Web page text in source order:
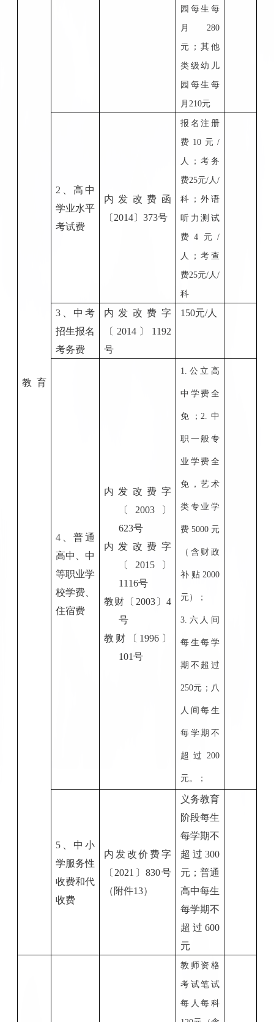
教 育
园每生每
月280
元；其他
类级幼儿
园每生每
月210元
2、高中
学业水平
考试费
内发改费函
〔 2014〕 373号
报名注册
费 10元/
人；考务
费25元/人/
科；外语
听力测试
费4元/
人；考查
费25元/人/
科
3、中考
招生报名
考务费
内发改费字
〔 2014〕 1192
号
150元/人
4、普通
高中、中
等职业学
校学费、
住宿费
内发改费字
〔 2003〕
623号
内发改费字
〔 201 5〕
1116号
教财 〔 2003〕 4
号
教财
〔 1996 〕
101号
1.公立高
中学费全
免；2.中
职一般专
业学费全
免，艺术
类专业学
费5000元
（含财政
补贴2000
元）；
3.六人间
每生每学
期不超过
250元；八
人间每生
每学期不
超过200
元。；
5、中小
学服务性
收费和代
收费
内发改价费字
〔 2021 〕830号
（ 附件13）
义务教育
阶段每生
每学期不
超过 300
元；普通
高中每生
每学期不
超过600
元
教师资格
考试笔试
每人每科